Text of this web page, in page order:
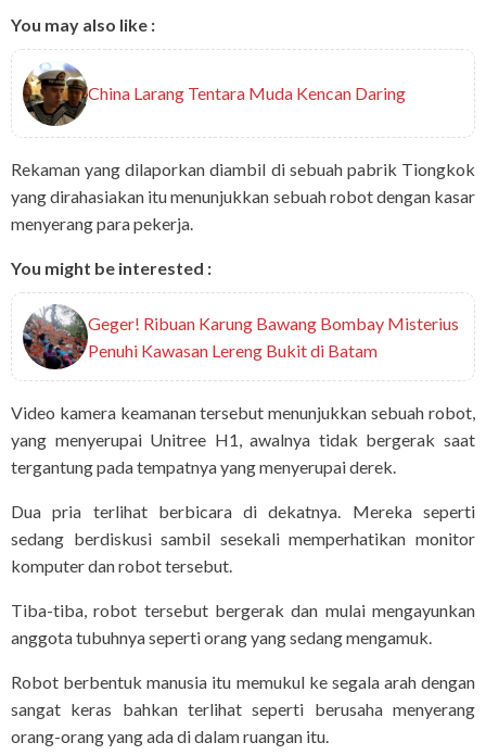
You may also like :
China Larang Tentara Muda Kencan Daring
Rekaman yang dilaporkan diambil di sebuah pabrik Tiongkok
yang dirahasiakan itu menunjukkan sebuah robot dengan kasar
menyerang para pekerja.
You might be interested :
Geger! Ribuan Karung Bawang Bombay Misterius
Penuhi Kawasan Lereng Bukit di Batam
Video kamera keamanan tersebut menunjukkan sebuah robot,
yang menyerupai Unitree H1, awalnya tidak bergerak saat
tergantung pada tempatnya yang menyerupai derek.
Dua pria terlihat berbicara di dekatnya. Mereka seperti
sedang berdiskusi sambil sesekali memperhatikan monitor
komputer dan robot tersebut.
Tiba-tiba, robot tersebut bergerak dan mulai mengayunkan
anggota tubuhnya seperti orang yang sedang mengamuk.
Robot berbentuk manusia itu memukul ke segala arah dengan
sangat keras bahkan terlihat seperti berusaha menyerang
orang-orang yang ada di dalam ruangan itu.